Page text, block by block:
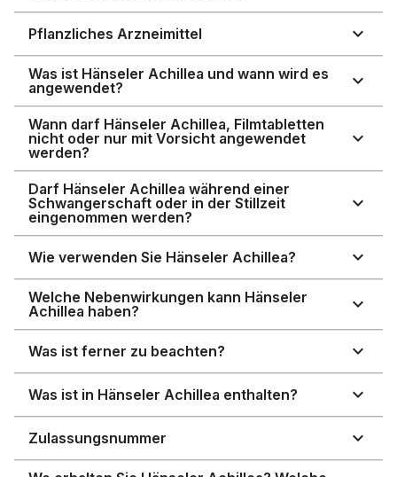
Pflanzliches Arzneimittel
Was ist Hänseler Achillea und wann wird es
angewendet?
Wann darf Hänseler Achillea, Filmtabletten
nicht oder nur mit Vorsicht angewendet
werden?
Darf Hänseler Achillea während einer
Schwangerschaft oder in der Stillzeit
eingenommen werden?
Wie verwenden Sie Hänseler Achillea?
Welche Nebenwirkungen kann Hänseler
Achillea haben?
Was ist ferner zu beachten?
Was ist in Hänseler Achillea enthalten?
Zulassungsnummer